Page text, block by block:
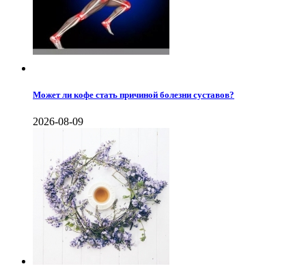
Может ли кофе стать причиной болезни суставов?
2026-08-09